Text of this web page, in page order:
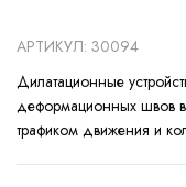
АРТИКУЛ: 30094
Дилатационные
деформационных швов
трафиком движения и